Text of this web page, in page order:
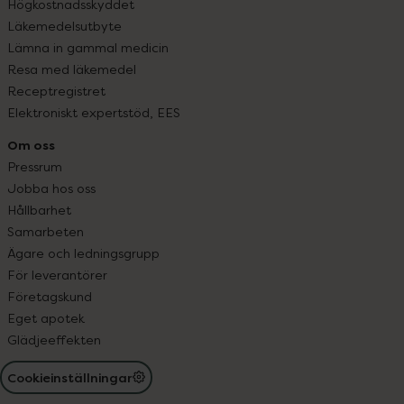
Högkostnadsskyddet
Läkemedelsutbyte
Lämna in gammal medicin
Resa med läkemedel
Receptregistret
Elektroniskt expertstöd, EES
Om oss
Pressrum
Jobba hos oss
Hållbarhet
Samarbeten
Ägare och ledningsgrupp
För leverantörer
Företagskund
Eget apotek
Glädjeeffekten
Cookieinställningar